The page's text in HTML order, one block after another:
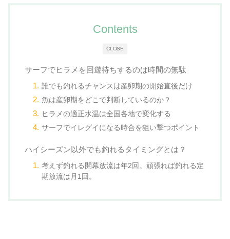
CLOSE
Contents
サーフでヒラメを回遊待ちするのは時間の無駄
誰でも釣れるチャンスは産卵期の開始直後だけ
魚は産卵期をどこで判断しているのか？
ヒラメの適正水温は全国各地で変化する
サーフでイレグイになる時合を狙い撃つポイント
ハイシーズン以外でも釣れるタイミングとは？
考えず釣れる開幕放流は年2回。頑張れば釣れる定
期放流は月1回。